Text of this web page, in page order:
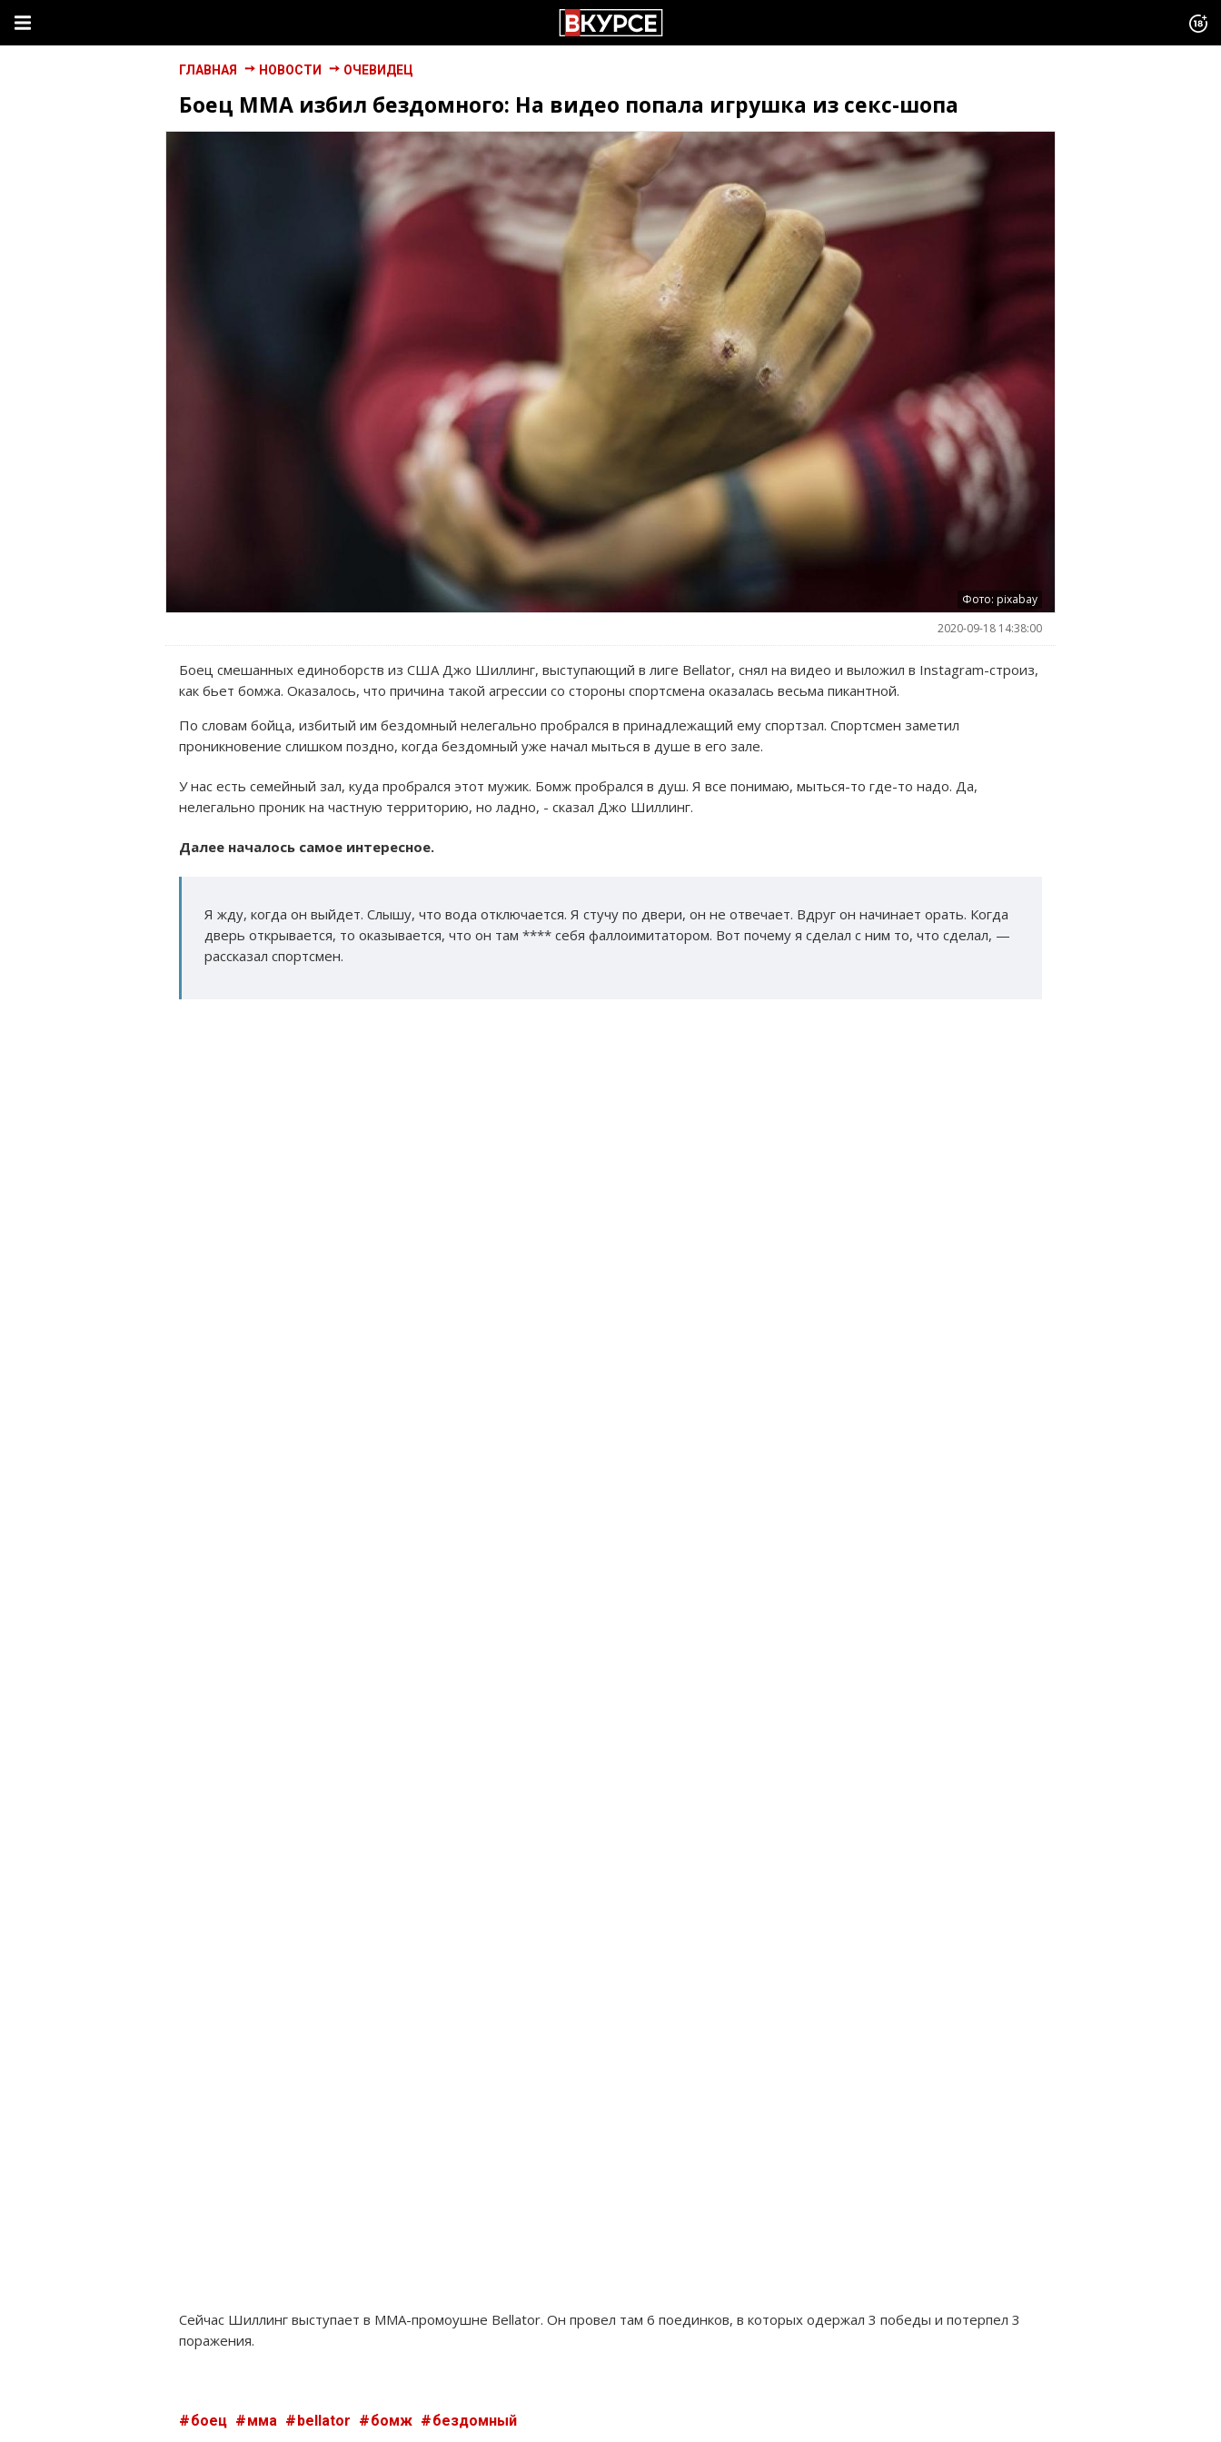
ГЛАВНАЯ НОВОСТИ ОЧЕВИДЕЦ
Боец ММА избил бездомного: На видео попала игрушка из секс-шопа
Фото: pixabay
2020-09-18 14:38:00
Боец смешанных единоборств из США Джо Шиллинг, выступающий в лиге Bellator, снял на видео и выложил в Instagram-строиз,
как бьет бомжа. Оказалось, что причина такой агрессии со стороны спортсмена оказалась весьма пикантной.
По словам бойца, избитый им бездомный нелегально пробрался в принадлежащий ему спортзал. Спортсмен заметил
проникновение слишком поздно, когда бездомный уже начал мыться в душе в его зале.
У нас есть семейный зал, куда пробрался этот мужик. Бомж пробрался в душ. Я все понимаю, мыться-то где-то надо. Да,
нелегально проник на частную территорию, но ладно, - сказал Джо Шиллинг.
Далее началось самое интересное.
Я жду, когда он выйдет. Слышу, что вода отключается. Я стучу по двери, он не отвечает. Вдруг он начинает орать. Когда
дверь открывается, то оказывается, что он там **** себя фаллоимитатором. Вот почему я сделал с ним то, что сделал, —
рассказал спортсмен.
Сейчас Шиллинг выступает в MMA-промоушне Bellator. Он провел там 6 поединков, в которых одержал 3 победы и потерпел 3
поражения.
боец мма bellator бомж бездомный